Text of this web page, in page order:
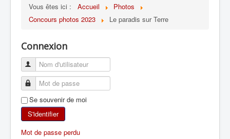
TOUT SUR LE GUMS
ESCALADE
ALPINISME
SKI DE RANDONNÉE
Vous êtes ici : Accueil
Photos
Concours photos 2023
Le paradis sur Terre
Connexion
Se souvenir de moi
S'identifier
Mot de passe perdu